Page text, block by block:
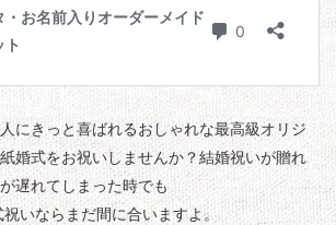
にきっと喜ばれるおしゃれな最高級オリジ
婚式をお祝いしませんか？結婚祝いが贈れ
遅れてしまった時でも
いならまだ間に合いますよ。